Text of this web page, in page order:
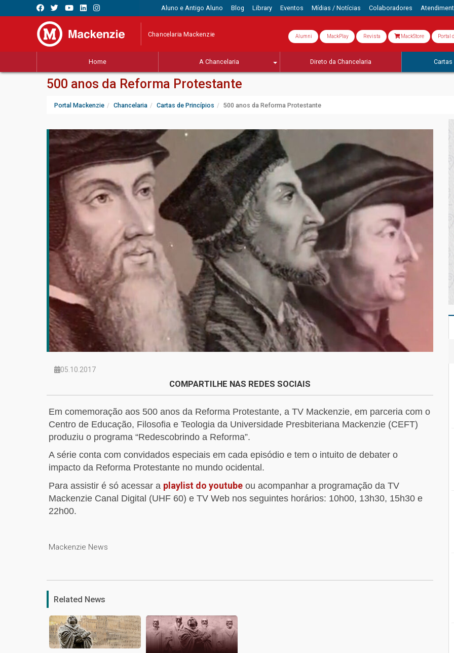
Aluno e Antigo Aluno Blog Library Eventos Mídias / Notícias Colaboradores
Chancelaria Mackenzie Alumni MackPlay Revista MackStore Portal
Home A Chancelaria Direto da Chancelaria Cartas
500 anos da Reforma Protestante
Portal Mackenzie Chancelaria Cartas de Princípios 500 anos da Reforma Protestante
05.10.2017
COMPARTILHE NAS REDES SOCIAIS
Em comemoração aos 500 anos da Reforma Protestante, a TV Mackenzie, em parceria com o
Centro de Educação, Filosofia e Teologia da Universidade Presbiteriana Mackenzie (CEFT)
produziu o programa “Redescobrindo a Reforma”.
A série conta com convidados especiais em cada episódio e tem o intuito de debater o
impacto da Reforma Protestante no mundo ocidental.
Para assistir é só acessar a playlist do youtube ou acompanhar a programação da TV
Mackenzie Canal Digital (UHF 60) e TV Web nos seguintes horários: 10h00, 13h30, 15h30 e
22h00.
Mackenzie News
Related News